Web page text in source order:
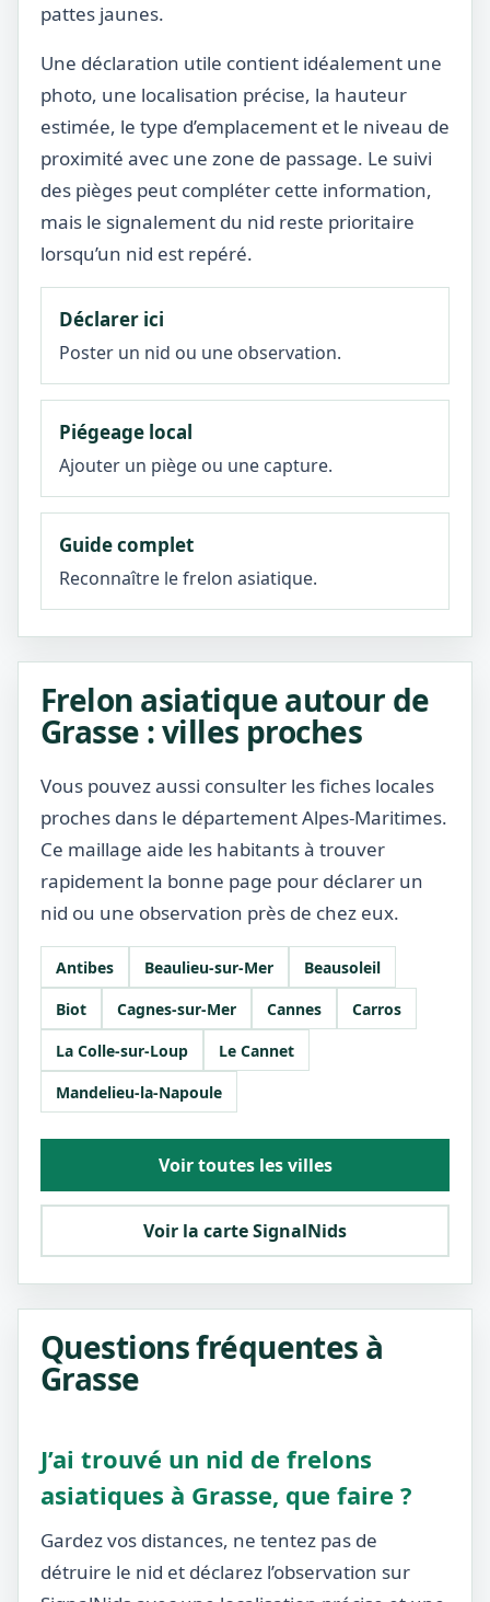
pattes jaunes.
Une déclaration utile contient idéalement une
photo, une localisation précise, la hauteur
estimée, le type d’emplacement et le niveau de
proximité avec une zone de passage. Le suivi
des pièges peut compléter cette information,
mais le signalement du nid reste prioritaire
lorsqu’un nid est repéré.
Déclarer ici
Poster un nid ou une observation.
Piégeage local
Ajouter un piège ou une capture.
Guide complet
Reconnaître le frelon asiatique.
Frelon asiatique autour de
Grasse : villes proches
Vous pouvez aussi consulter les fiches locales
proches dans le département Alpes-Maritimes.
Ce maillage aide les habitants à trouver
rapidement la bonne page pour déclarer un
nid ou une observation près de chez eux.
Antibes Beaulieu-sur-Mer
Beausoleil
Biot
Cagnes-sur-Mer Cannes
Carros
La Colle-sur-Loup
Le Cannet
Mandelieu-la-Napoule
Voir toutes les villes
Voir la carte SignalNids
Questions fréquentes à
Grasse
J’ai trouvé un nid de frelons
asiatiques à Grasse, que faire ?
Gardez vos distances, ne tentez pas de
détruire le nid et déclarez l’observation sur